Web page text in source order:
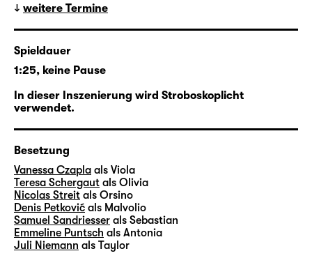
für die Gefühlswelten und
Lebenserfahrungen abertausender
Menschen. Wirklichkeit und Spiel, doppelte
Böden, Alter Egos und die Uneindeutigkeit
zwischen Gezeigtem und Gesehenem sind in
ihren Songs dabei ähnlich alltäglich wie in
„Was ihr wollt“.
In ihrer vierten Regiearbeit am Schauspiel
Leipzig verschränkt
Shakespeare-Klassiker mit Motiven, der
Ästhetik und natürlich etlichen Songs von
Taylor Swift und holt den elisabethanischen
Stoff so ins Hier und Jetzt auf die Große
Bühne.
weitere Termine
Spieldauer
1:25, keine Pause
In dieser Inszenierung wird Stroboskoplicht
verwendet.
Besetzung
Vanessa Czapla als Viola
Teresa Schergaut als Olivia
Nicolas Streit als Orsino
Denis Petković als Malvolio
Samuel Sandriesser als Sebastian
Emmeline Puntsch als Antonia
Juli Niemann als Taylor